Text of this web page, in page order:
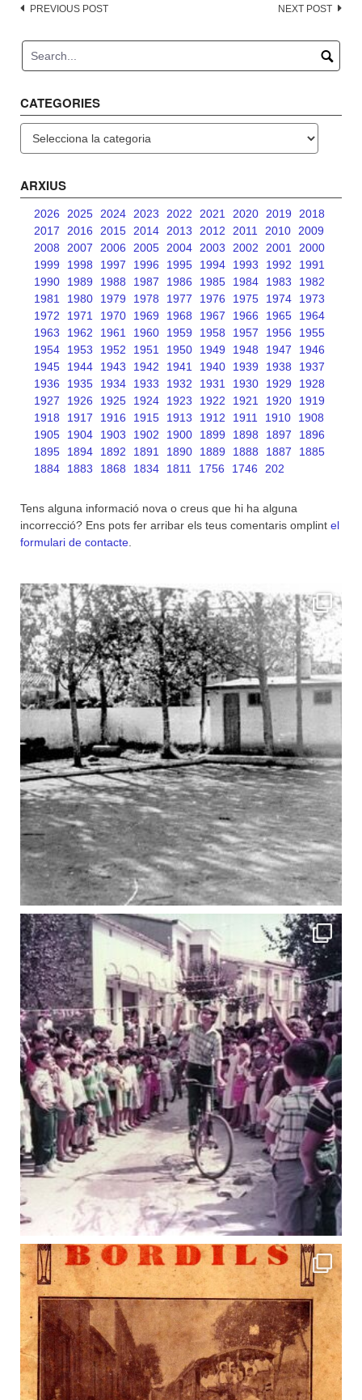
Post
PREVIOUS POST NEXT POST
CATEGORIES
Categories
ARXIUS
2026 2025 2024 2023 2022 2021 2020 2019
2018
2017
2016 2015 2014 2013 2012 2011 2010
2009
2008
2007 2006 2005 2004 2003 2002 2001
2000
1999
1998 1997 1996 1995 1994 1993 1992
1991
1990
1989 1988 1987 1986 1985 1984 1983
1982
1981
1980 1979 1978 1977 1976 1975 1974
1973
1972
1971 1970 1969 1968 1967 1966 1965
1964
1963
1962 1961 1960 1959 1958 1957 1956
1955
1954
1953 1952 1951 1950 1949 1948 1947
1946
1945
1944 1943 1942 1941 1940 1939 1938
1937
1936
1935 1934 1933 1932 1931 1930 1929
1928
1927
1926 1925 1924 1923 1922 1921 1920
1919
1918
1917 1916 1915 1913 1912 1911 1910
1908
1905
1904 1903 1902 1900 1899 1898 1897
1896
1895
1894 1892 1891 1890 1889 1888 1887
1885
1884
1883 1868 1834 1811 1756 1746 202
Tens alguna informació nova o creus que hi ha alguna
incorrecció? Ens pots fer arribar els teus comentaris omplint el
formulari de contacte